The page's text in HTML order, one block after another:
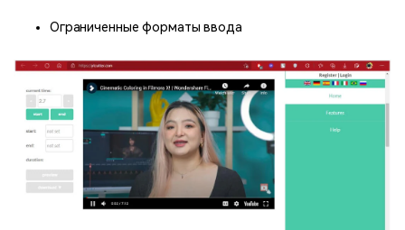
Ограниченные форматы ввода